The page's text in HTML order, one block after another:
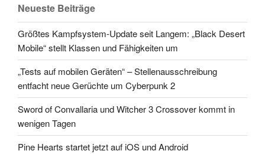
Neueste Beiträge
Größtes Kampfsystem-Update seit Langem: „Black Desert
Mobile“ stellt Klassen und Fähigkeiten um
„Tests auf mobilen Geräten“ – Stellenausschreibung
entfacht neue Gerüchte um Cyberpunk 2
Sword of Convallaria und Witcher 3 Crossover kommt in
wenigen Tagen
Pine Hearts startet jetzt auf iOS und Android